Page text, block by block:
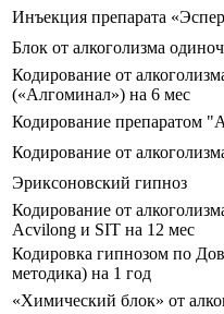
Инъекция препарата
Блок от алкоголизма
Кодирование от
(«Алгоминал») на 6 мес
Кодирование препаратом
Кодирование от
Эриксоновский гипноз
Кодирование от
Acvilong и SIT на 12 мес
Кодировка гипнозом по
методика) на 1 год
«Химический блок» от